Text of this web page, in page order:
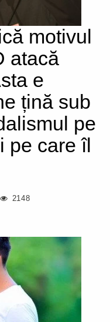
motivul
atacă
e
țină sub
pe
pe care îl
2148